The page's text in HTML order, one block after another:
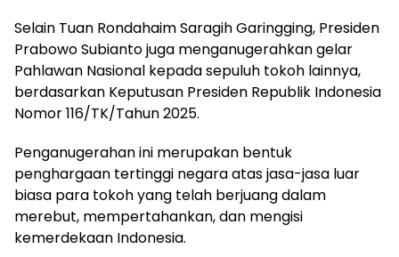
Selain Tuan Rondahaim Saragih Garingging, Presiden
Prabowo Subianto juga menganugerahkan gelar
Pahlawan Nasional kepada sepuluh tokoh lainnya,
berdasarkan Keputusan Presiden Republik Indonesia
Nomor 116/TK/Tahun 2025.
Penganugerahan ini merupakan bentuk
penghargaan tertinggi negara atas jasa-jasa luar
biasa para tokoh yang telah berjuang dalam
merebut, mempertahankan, dan mengisi
kemerdekaan Indonesia.